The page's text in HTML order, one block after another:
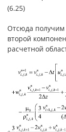
(6.25)
Отсюда получим
второй
расчетной